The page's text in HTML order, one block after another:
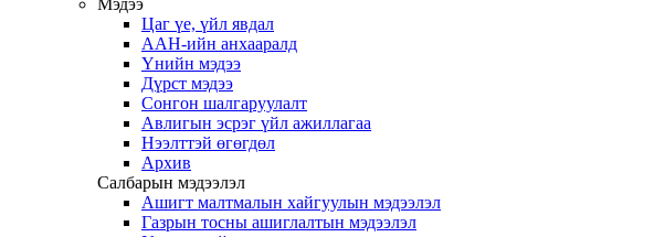
Мэдээ
Цаг үе, үйл явдал
ААН-ийн анхааралд
Үнийн мэдээ
Дүрст мэдээ
Сонгон шалгаруулалт
Авлигын эсрэг үйл ажиллагаа
Нээлттэй өгөгдөл
Архив
Салбарын мэдээлэл
Ашигт малтмалын хайгуулын мэдээлэл
Газрын тосны ашиглалтын мэдээлэл